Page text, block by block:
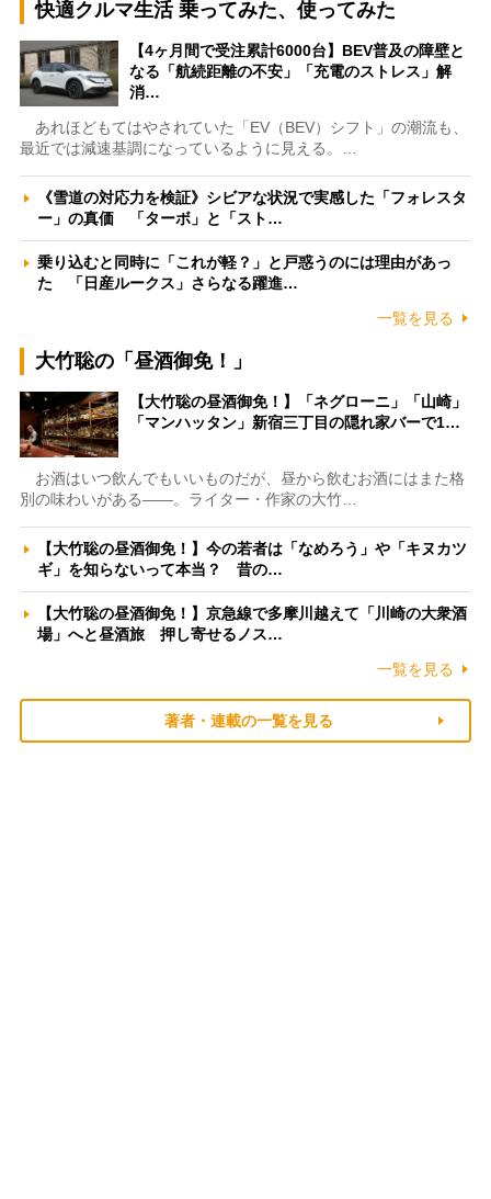
快適クルマ生活 乗ってみた、使ってみた
【4ヶ月間で受注累計6000台】BEV普及の障壁と
なる「航続距離の不安」「充電のストレス」解
消…
あれほどもてはやされていた「EV（BEV）シフト」の潮流も、
最近では減速基調になっているように見える。…
《雪道の対応力を検証》シビアな状況で実感した「フォレスタ
ー」の真価 「ターボ」と「スト…
乗り込むと同時に「これが軽？」と戸惑うのには理由があっ
た 「日産ルークス」さらなる躍進…
一覧を見る
大竹聡の「昼酒御免！」
【大竹聡の昼酒御免！】「ネグローニ」「山崎」
「マンハッタン」新宿三丁目の隠れ家バーで1…
お酒はいつ飲んでもいいものだが、昼から飲むお酒にはまた格
別の味わいがある――。ライター・作家の大竹…
【大竹聡の昼酒御免！】今の若者は「なめろう」や「キヌカツ
ギ」を知らないって本当？ 昔の…
【大竹聡の昼酒御免！】京急線で多摩川越えて「川崎の大衆酒
場」へと昼酒旅 押し寄せるノス…
一覧を見る
著者・連載の一覧を見る